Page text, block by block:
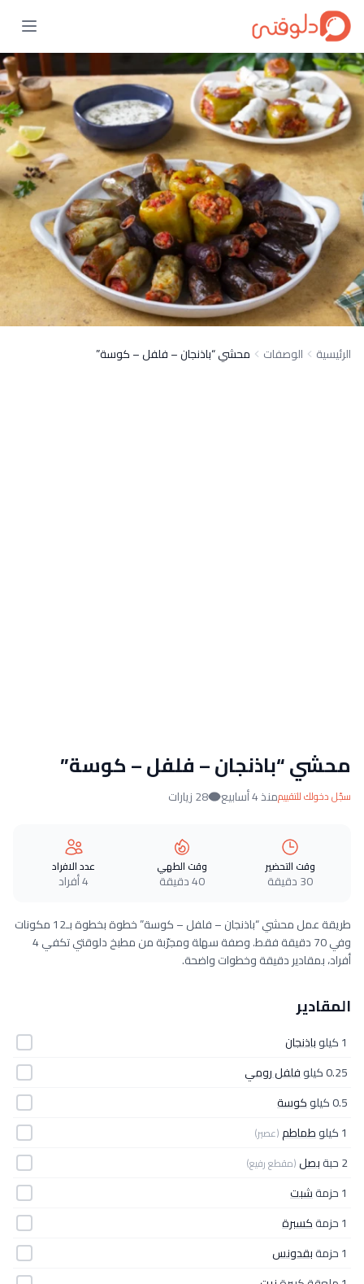
الرئيسية الوصفات محشي “باذنجان – فلفل – كوسة”
محشي “باذنجان – فلفل – كوسة”
سجّل دخولك للتقييممنذ 4 أسابيع 28 زيارات
وقت التحضير
30 دقيقة
وقت الطهي
40 دقيقة
عدد الافراد
4 أفراد
طريقة عمل محشي “باذنجان – فلفل – كوسة” خطوة بخطوة بـ12 مكونات
وفي 70 دقيقة فقط. وصفة سهلة ومجرّبة من مطبخ دلوقتي تكفي 4
أفراد، بمقادير دقيقة وخطوات واضحة.
المقادير
1 كيلو
باذنجان
0.25 كيلو
فلفل رومي
0.5 كيلو
كوسة
1 كيلو
طماطم(عصير)
2 حبة بصل(مقطع رفيع)
1 حزمة
شبت
1 حزمة
كسبرة
1 حزمة
بقدونس